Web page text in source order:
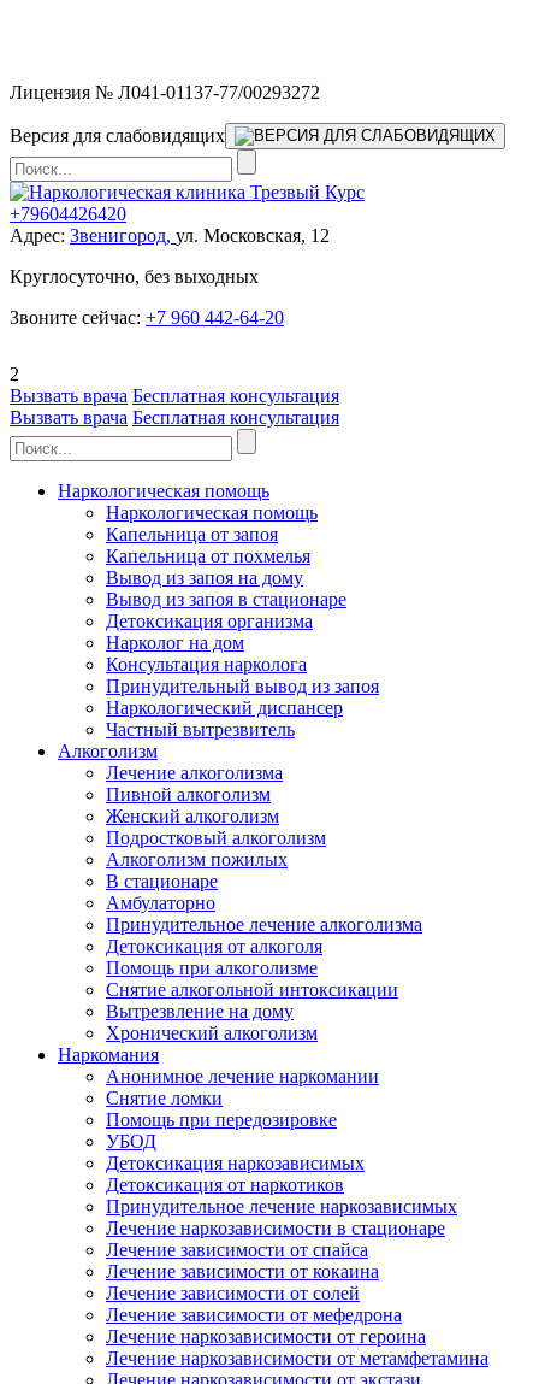
Лицензия № Л041-01137-77/00293272
Версия для слабовидящих
+79604426420
Адрес: Звенигород, ул. Московская, 12
Круглосуточно, без выходных
Звоните сейчас: +7 960 442-64-20
2
Вызвать врача Бесплатная консультация
Вызвать врача Бесплатная консультация
Наркологическая помощь
Наркологическая помощь
Капельница от запоя
Капельница от похмелья
Вывод из запоя на дому
Вывод из запоя в стационаре
Детоксикация организма
Нарколог на дом
Консультация нарколога
Принудительный вывод из запоя
Наркологический диспансер
Частный вытрезвитель
Алкоголизм
Лечение алкоголизма
Пивной алкоголизм
Женский алкоголизм
Подростковый алкоголизм
Алкоголизм пожилых
В стационаре
Амбулаторно
Принудительное лечение алкоголизма
Детоксикация от алкоголя
Помощь при алкоголизме
Снятие алкогольной интоксикации
Вытрезвление на дому
Хронический алкоголизм
Наркомания
Анонимное лечение наркомании
Снятие ломки
Помощь при передозировке
УБОД
Детоксикация наркозависимых
Детоксикация от наркотиков
Принудительное лечение наркозависимых
Лечение наркозависимости в стационаре
Лечение зависимости от спайса
Лечение зависимости от кокаина
Лечение зависимости от солей
Лечение зависимости от мефедрона
Лечение наркозависимости от героина
Лечение наркозависимости от метамфетамина
Лечение наркозависимости от экстази